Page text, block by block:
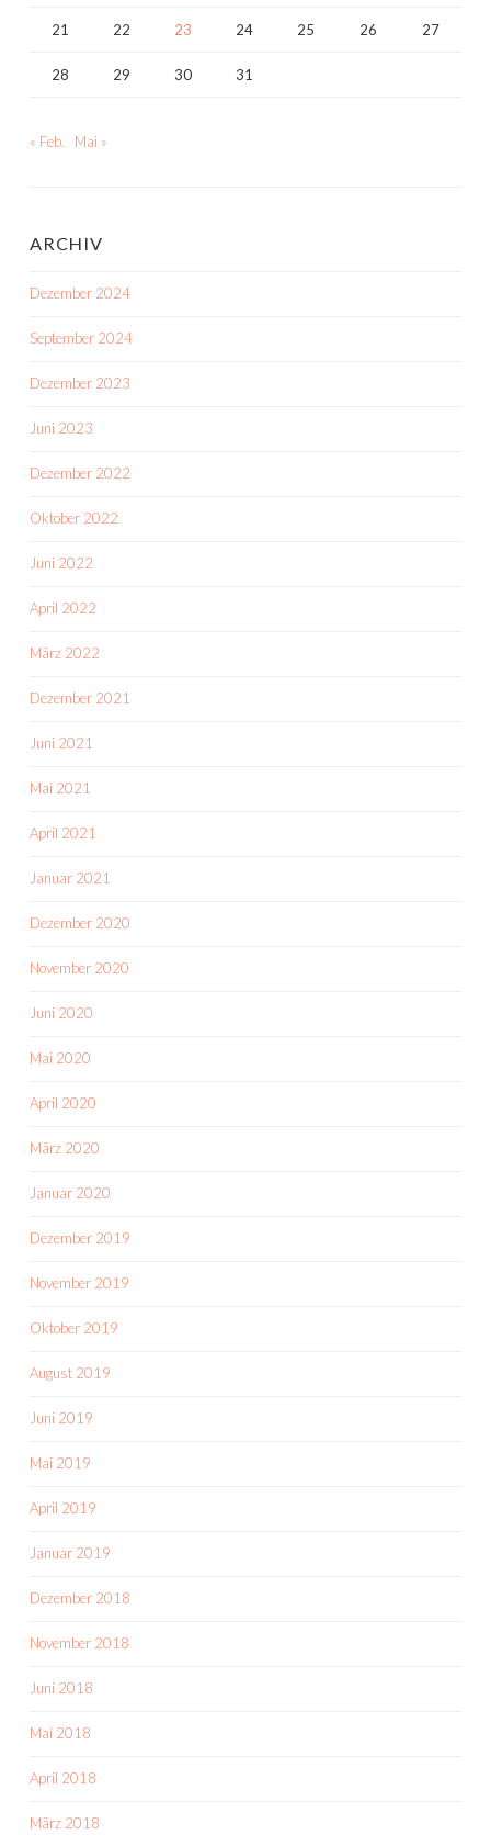
21 22 23 24 25 26 27
28 29 30 31
« Feb. Mai »
ARCHIV
Dezember 2024
September 2024
Dezember 2023
Juni 2023
Dezember 2022
Oktober 2022
Juni 2022
April 2022
März 2022
Dezember 2021
Juni 2021
Mai 2021
April 2021
Januar 2021
Dezember 2020
November 2020
Juni 2020
Mai 2020
April 2020
März 2020
Januar 2020
Dezember 2019
November 2019
Oktober 2019
August 2019
Juni 2019
Mai 2019
April 2019
Januar 2019
Dezember 2018
November 2018
Juni 2018
Mai 2018
April 2018
März 2018